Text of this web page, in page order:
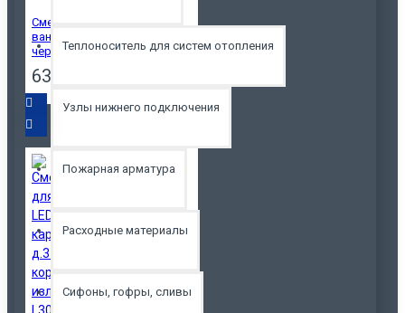
Теплоноситель для систем отопления
Узлы нижнего подключения
Пожарная арматура
Расходные материалы
Сифоны, гофры, сливы
Смеситель для
ванны LEDEME,
черный L2233В
6300р.